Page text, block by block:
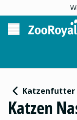
Katzenfutter
Katzen